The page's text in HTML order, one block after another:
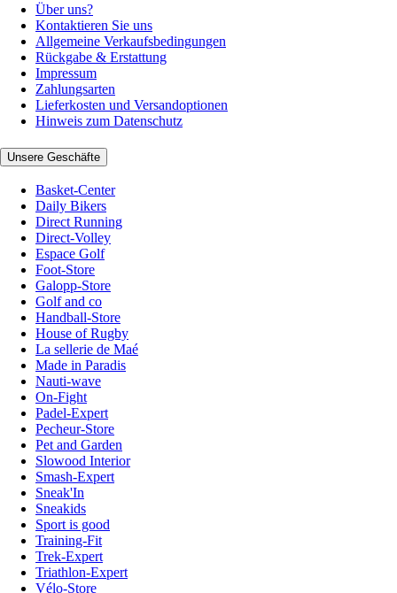
Über uns?
Kontaktieren Sie uns
Allgemeine Verkaufsbedingungen
Rückgabe & Erstattung
Impressum
Zahlungsarten
Lieferkosten und Versandoptionen
Hinweis zum Datenschutz
Unsere Geschäfte
Basket-Center
Daily Bikers
Direct Running
Direct-Volley
Espace Golf
Foot-Store
Galopp-Store
Golf and co
Handball-Store
House of Rugby
La sellerie de Maé
Made in Paradis
Nauti-wave
On-Fight
Padel-Expert
Pecheur-Store
Pet and Garden
Slowood Interior
Smash-Expert
Sneak'In
Sneakids
Sport is good
Training-Fit
Trek-Expert
Triathlon-Expert
Vélo-Store